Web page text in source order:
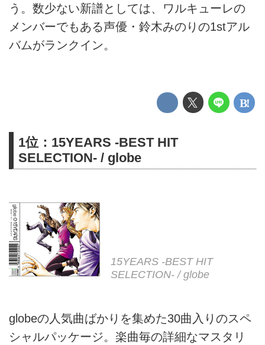
う。数少ない新譜としては、ワルキューレの
メンバーでもある声優・鈴木みのりの1stアル
バムがランクイン。
1位：15YEARS -BEST HIT
SELECTION- / globe
15YEARS -BEST HIT
SELECTION- / globe
globeの人気曲ばかりを集めた30曲入りのスペ
シャルパッケージ。楽曲毎の詳細なマスタリ